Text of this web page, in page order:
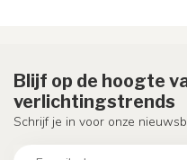
Blijf op de hoogte
verlichtingstrends
Schrijf je in voor onze